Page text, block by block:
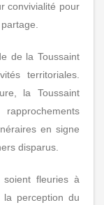
convivialité pour
de la Toussaint
territoriales.
la Toussaint
en signe
disparus.
fleuries à
perception du